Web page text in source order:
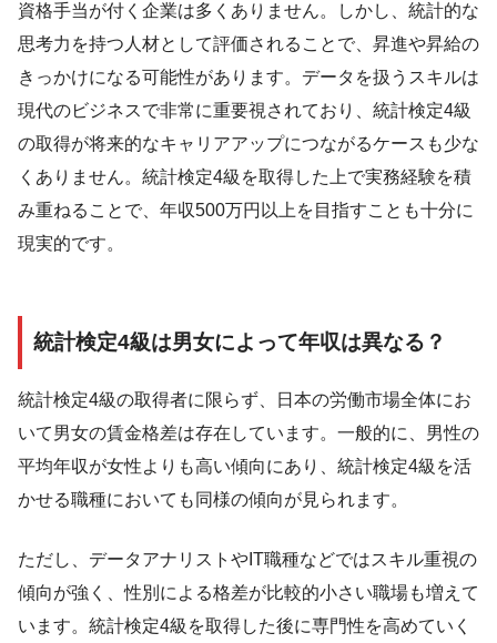
資格手当が付く企業は多くありません。しかし、統計的な
思考力を持つ人材として評価されることで、昇進や昇給の
きっかけになる可能性があります。データを扱うスキルは
現代のビジネスで非常に重要視されており、統計検定4級
の取得が将来的なキャリアアップにつながるケースも少な
くありません。統計検定4級を取得した上で実務経験を積
み重ねることで、年収500万円以上を目指すことも十分に
現実的です。
統計検定4級は男女によって年収は異なる？
統計検定4級の取得者に限らず、日本の労働市場全体にお
いて男女の賃金格差は存在しています。一般的に、男性の
平均年収が女性よりも高い傾向にあり、統計検定4級を活
かせる職種においても同様の傾向が見られます。
ただし、データアナリストやIT職種などではスキル重視の
傾向が強く、性別による格差が比較的小さい職場も増えて
います。統計検定4級を取得した後に専門性を高めていく